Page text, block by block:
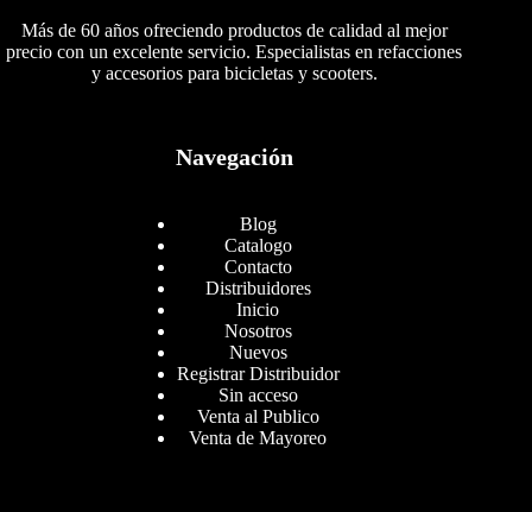
Más de 60 años ofreciendo productos de calidad al mejor
precio con un excelente servicio. Especialistas en refacciones
y accesorios para bicicletas y scooters.
Navegación
Blog
Catalogo
Contacto
Distribuidores
Inicio
Nosotros
Nuevos
Registrar Distribuidor
Sin acceso
Venta al Publico
Venta de Mayoreo